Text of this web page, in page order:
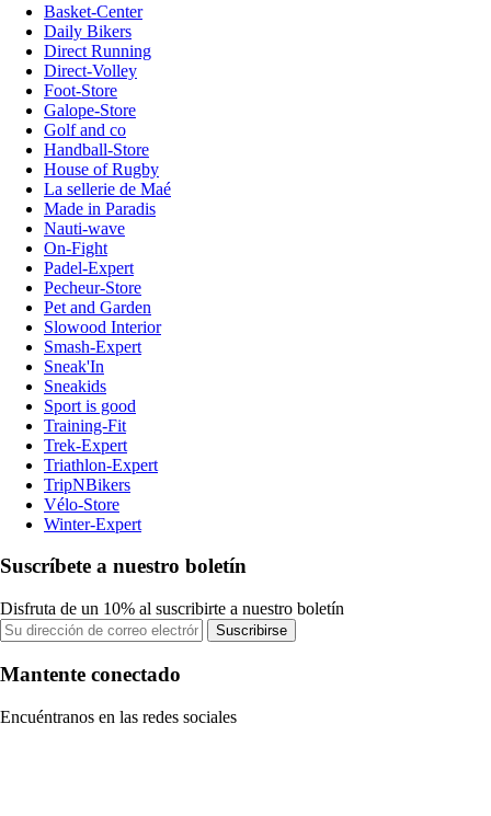
Basket-Center
Daily Bikers
Direct Running
Direct-Volley
Foot-Store
Galope-Store
Golf and co
Handball-Store
House of Rugby
La sellerie de Maé
Made in Paradis
Nauti-wave
On-Fight
Padel-Expert
Pecheur-Store
Pet and Garden
Slowood Interior
Smash-Expert
Sneak'In
Sneakids
Sport is good
Training-Fit
Trek-Expert
Triathlon-Expert
TripNBikers
Vélo-Store
Winter-Expert
Suscríbete a nuestro boletín
Disfruta de un 10% al suscribirte a nuestro boletín
Suscribirse
Mantente conectado
Encuéntranos en las redes sociales